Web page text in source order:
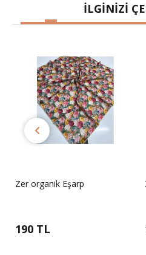
İLGİNİZİ
Zer organik Eşarp
190 TL